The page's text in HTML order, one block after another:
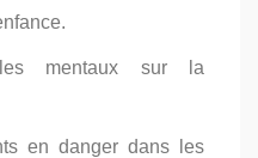
mentaux sur la
en danger dans les